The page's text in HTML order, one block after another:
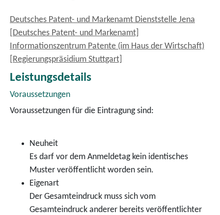
Deutsches Patent- und Markenamt Dienststelle Jena
[Deutsches Patent- und Markenamt]
Informationszentrum Patente (im Haus der Wirtschaft)
[Regierungspräsidium Stuttgart]
Leistungsdetails
Voraussetzungen
Voraussetzungen für die Eintragung sind:
Neuheit
Es darf vor dem Anmeldetag kein identisches
Muster veröffentlicht worden sein.
Eigenart
Der Gesamteindruck muss sich vom
Gesamteindruck anderer bereits veröffentlichter